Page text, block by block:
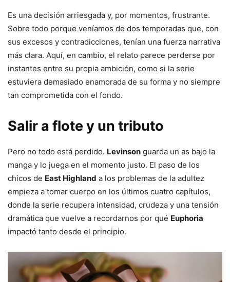
Es una decisión arriesgada y, por momentos, frustrante.
Sobre todo porque veníamos de dos temporadas que, con
sus excesos y contradicciones, tenían una fuerza narrativa
más clara. Aquí, en cambio, el relato parece perderse por
instantes entre su propia ambición, como si la serie
estuviera demasiado enamorada de su forma y no siempre
tan comprometida con el fondo.
Salir a flote y un tributo
Pero no todo está perdido. Levinson guarda un as bajo la
manga y lo juega en el momento justo. El paso de los
chicos de East Highland a los problemas de la adultez
empieza a tomar cuerpo en los últimos cuatro capítulos,
donde la serie recupera intensidad, crudeza y una tensión
dramática que vuelve a recordarnos por qué Euphoria
impactó tanto desde el principio.